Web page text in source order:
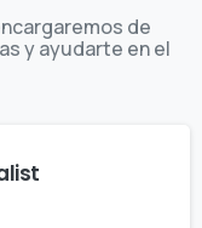
de
y ayudarte en el